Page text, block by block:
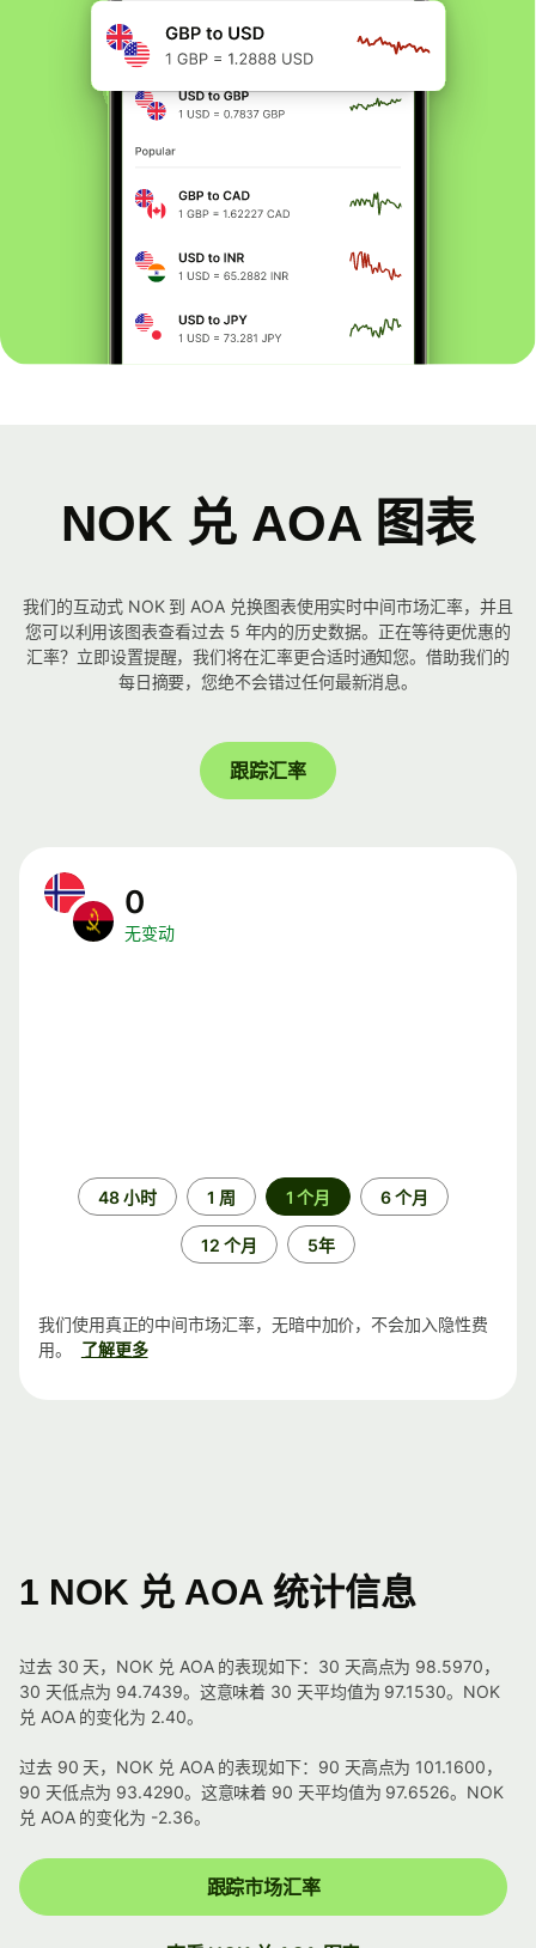
NOK 兑 AOA 图表
我们的互动式 NOK 到 AOA 兑换图表使用实时中间市场汇率，并且
您可以利用该图表查看过去 5 年内的历史数据。正在等待更优惠的
汇率？立即设置提醒，我们将在汇率更合适时通知您。借助我们的
每日摘要，您绝不会错过任何最新消息。
跟踪汇率
0
无变动
48 小时 1 周 1 个月 6 个月
12 个月 5年
我们使用真正的中间市场汇率，无暗中加价，不会加入隐性费
用。
了解更多
1 NOK 兑 AOA 统计信息
过去 30 天，NOK 兑 AOA 的表现如下：30 天高点为 98.5970，
30 天低点为 94.7439。这意味着 30 天平均值为 97.1530。NOK
兑 AOA 的变化为 2.40。
过去 90 天，NOK 兑 AOA 的表现如下：90 天高点为 101.1600，
90 天低点为 93.4290。这意味着 90 天平均值为 97.6526。NOK
兑 AOA 的变化为 -2.36。
跟踪市场汇率